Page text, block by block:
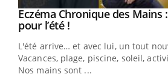
Youtube
Eczéma Chronique des Mains
pour l’été !Youtube
L'été arrive… et avec lui, un tout
Vacances, plage, piscine, soleil,
Nos mains sont ...